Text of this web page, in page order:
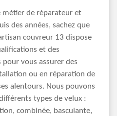
métier de réparateur et
des années, sachez que
couvreur 13 dispose
et des
pour vous assurer des
ou en réparation de
alentours. Nous pouvons
types de velux :
combinée, basculante,